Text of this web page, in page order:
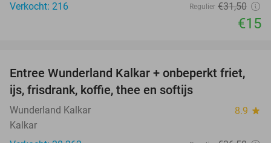
Verkocht: 216
Regulier €31,50
€15
32%
Entree Wunderland Kalkar + onbeperkt friet,
ijs, frisdrank, koffie, thee en softijs
Wunderland Kalkar 8.9 star
Kalkar